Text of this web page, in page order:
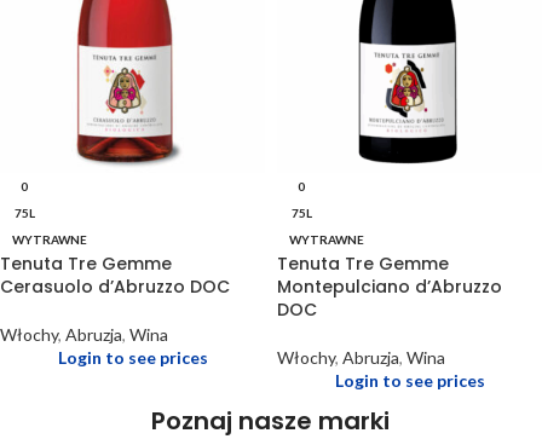
0
75L
WYTRAWNE
Tenuta Tre Gemme
Cerasuolo d’Abruzzo DOC
Włochy, Abruzja, Wina
Login to see prices
0
75L
WYTRAWNE
Tenuta Tre Gemme
Montepulciano d’Abruzzo
DOC
Włochy, Abruzja, Wina
Login to see prices
Poznaj nasze marki